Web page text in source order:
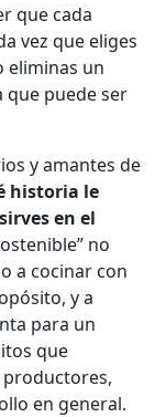
que cada
vez que eliges
eliminas un
que puede ser
y amantes de
historia le
en el
no
a cocinar con
y a
para un
que
productores,
en general.